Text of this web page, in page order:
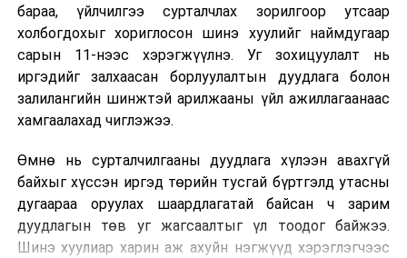
бараа, үйлчилгээ сурталчлах зорилгоор утсаар
холбогдохыг хориглосон шинэ хуулийг наймдугаар
сарын 11-нээс хэрэгжүүлнэ. Уг зохицуулалт нь
иргэдийг залхаасан борлуулалтын дуудлага болон
залилангийн шинжтэй арилжааны үйл ажиллагаанаас
хамгаалахад чиглэжээ.
Өмнө нь сурталчилгааны дуудлага хүлээн авахгүй
байхыг хүссэн иргэд төрийн тусгай бүртгэлд утасны
дугаараа оруулах шаардлагатай байсан ч зарим
дуудлагын төв уг жагсаалтыг үл тоодог байжээ.
Шинэ хуулиар харин аж ахуйн нэгжүүд хэрэглэгчээс